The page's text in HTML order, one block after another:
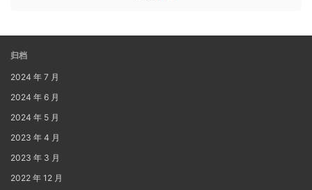
归档
2024 年 7 月
2024 年 6 月
2024 年 5 月
2023 年 4 月
2023 年 3 月
2022 年 12 月